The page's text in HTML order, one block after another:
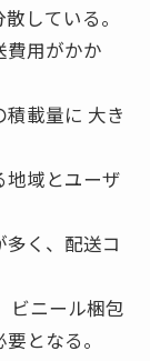
している。
費用がかか
載量に 大き
地域とユーザ
く、配送コ
ビニール梱包
となる。